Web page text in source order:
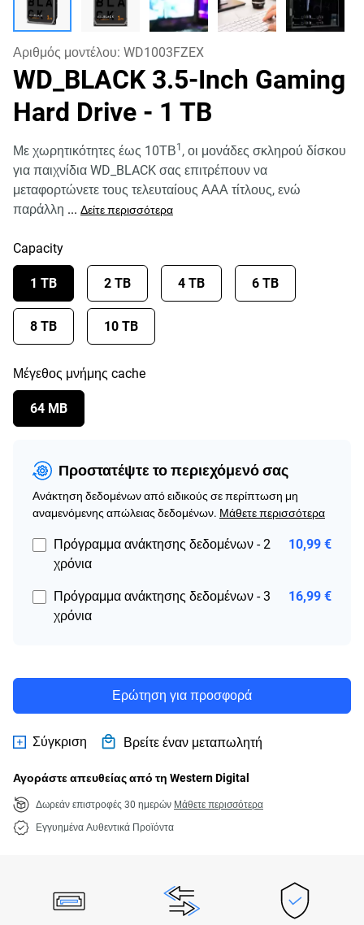
Αριθμός μοντέλου: WD1003FZEX
WD_BLACK 3.5-Inch Gaming
Hard Drive - 1 TB
Με χωρητικότητες έως 10ΤΒ1 , οι μονάδες σκληρού δίσκου
για παιχνίδια WD_BLACK σας επιτρέπουν να
μεταφορτώνετε τους τελευταίους ΑΑΑ τίτλους, ενώ
παράλλη ... Δείτε περισσότερα
Capacity
1 TB 2 TB 4 TB 6 TB
8 TB 10 TB
Μέγεθος μνήμης cache
64 MB
Προστατέψτε το περιεχόμενό σας
Ανάκτηση δεδομένων από ειδικούς σε περίπτωση μη
αναμενόμενης απώλειας δεδομένων. Μάθετε περισσότερα
Πρόγραμμα ανάκτησης δεδομένων - 2
χρόνια
10,99 €
Πρόγραμμα ανάκτησης δεδομένων - 3
χρόνια
16,99 €
Ερώτηση για προσφορά
Σύγκριση Βρείτε έναν μεταπωλητή
Αγοράστε απευθείας από τη Western Digital
Δωρεάν επιστροφές 30 ημερών Μάθετε περισσότερα
Εγγυημένα Αυθεντικά Προϊόντα